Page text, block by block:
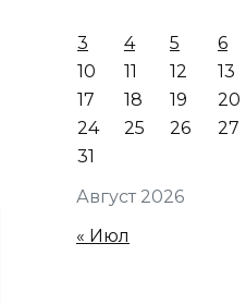
Август 2026
3
4 5 6
10
11 12 13
17
18 19 20
24
25 26 27
31
« Июл